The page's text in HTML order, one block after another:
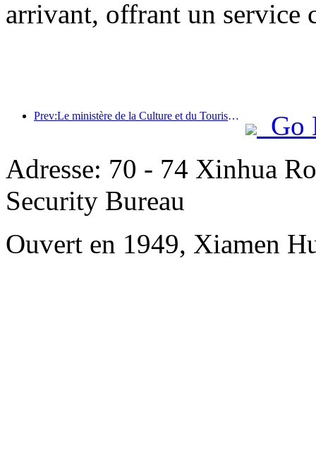
arrivant, offrant un service
Prev:Le ministère de la Culture et du Tourisme a indiqué qu'en 2025, 16 994 sites touristiques de niveau A ont accueilli 7,51 milliards de visiteurs, générant des recettes touristiques de 554,49 milliards de yuans.
Go
Adresse: 70 - 74 Xinhua
Security Bureau
Ouvert en 1949, Xiamen